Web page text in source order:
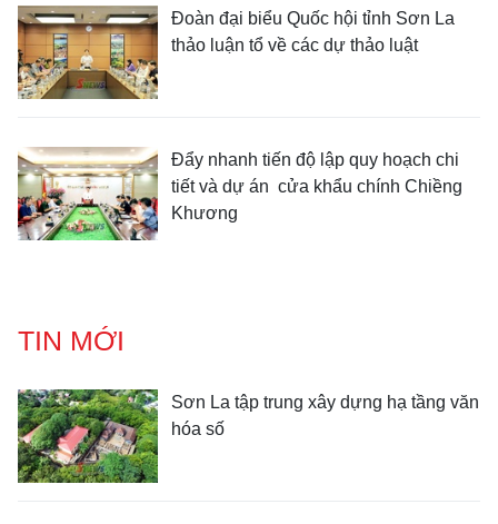
Đoàn đại biểu Quốc hội tỉnh Sơn La
thảo luận tổ về các dự thảo luật
Đẩy nhanh tiến độ lập quy hoạch chi
tiết và dự án cửa khẩu chính Chiềng
Khương
TIN MỚI
Sơn La tập trung xây dựng hạ tầng văn
hóa số